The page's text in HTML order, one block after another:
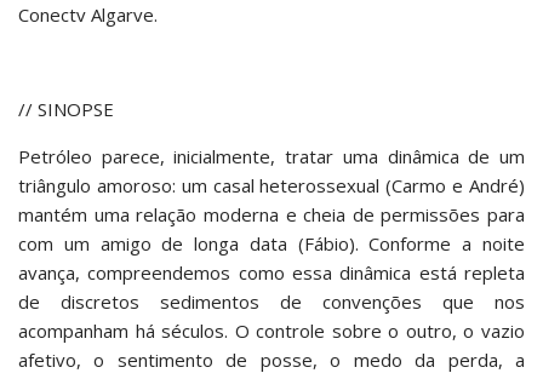
Conectv Algarve.
// SINOPSE
Petróleo parece, inicialmente, tratar uma dinâmica de um
triângulo amoroso: um casal heterossexual (Carmo e André)
mantém uma relação moderna e cheia de permissões para
com um amigo de longa data (Fábio). Conforme a noite
avança, compreendemos como essa dinâmica está repleta
de discretos sedimentos de convenções que nos
acompanham há séculos. O controle sobre o outro, o vazio
afetivo, o sentimento de posse, o medo da perda, a